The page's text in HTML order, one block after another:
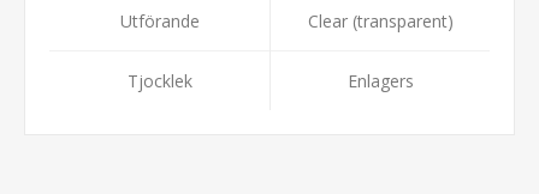
Utförande Clear (transparent)
Tjocklek Enlagers